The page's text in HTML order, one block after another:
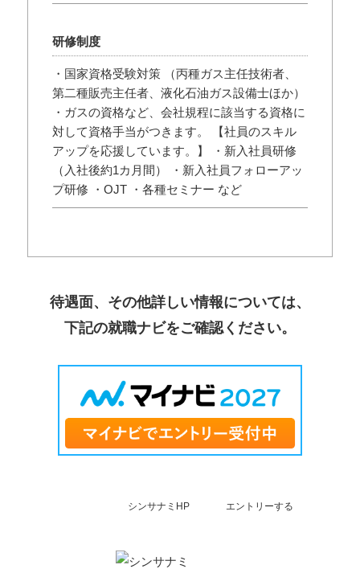
研修制度
・国家資格受験対策 （丙種ガス主任技術者、
第二種販売主任者、液化石油ガス設備士ほか）
・ガスの資格など、会社規程に該当する資格に
対して資格手当がつきます。 【社員のスキル
アップを応援しています。】 ・新入社員研修
（入社後約1カ月間） ・新入社員フォローアッ
プ研修 ・OJT ・各種セミナー など
待遇面、その他詳しい情報については、
下記の就職ナビをご確認ください。
シンサナミHP エントリーする